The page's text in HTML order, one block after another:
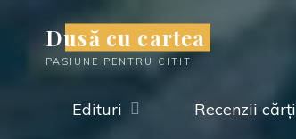
content
Dusă cu cartea
PASIUNE PENTRU CITIT
Edituri Recenzii cărți